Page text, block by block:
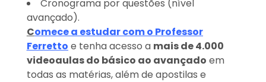
Cronograma por questões (nível
avançado).
Comece a estudar com o Professor
Ferretto e tenha acesso a mais de 4.000
videoaulas do básico ao avançado em
todas as matérias, além de apostilas e